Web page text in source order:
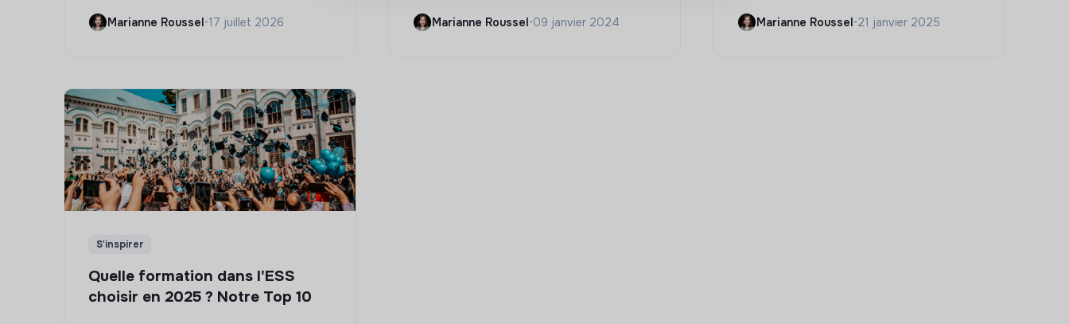
Marianne Roussel•17 juillet 2026 Marianne Roussel•09 janvier 2024 Marianne Roussel•21 janvier 2025
S'inspirer
Quelle formation dans l'ESS
choisir en 2025 ? Notre Top 10